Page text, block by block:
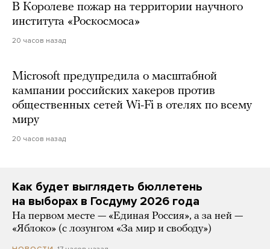
В Королеве пожар на территории научного
института «Роскосмоса»
20 часов назад
Microsoft предупредила о масштабной
кампании российских хакеров против
общественных сетей Wi-Fi в отелях по всему
миру
20 часов назад
Как будет выглядеть бюллетень
на выборах в Госдуму 2026 года
На первом месте — «Единая Россия», а за ней —
«Яблоко» (с лозунгом «За мир и свободу»)